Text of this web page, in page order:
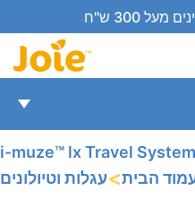
300 ש"ח
i-muze™ lx Travel System
עגלות וטיולונים<הבית